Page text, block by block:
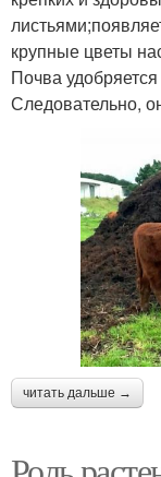
крупные цветы
Почва
Следовательно,
читать дальше →